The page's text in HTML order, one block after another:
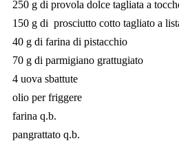
250 g di provola dolce tagliata a
150 g di prosciutto cotto tagliato a
40 g di farina di pistacchio
70 g di parmigiano grattugiato
4 uova sbattute
olio per friggere
farina q.b.
pangrattato q.b.